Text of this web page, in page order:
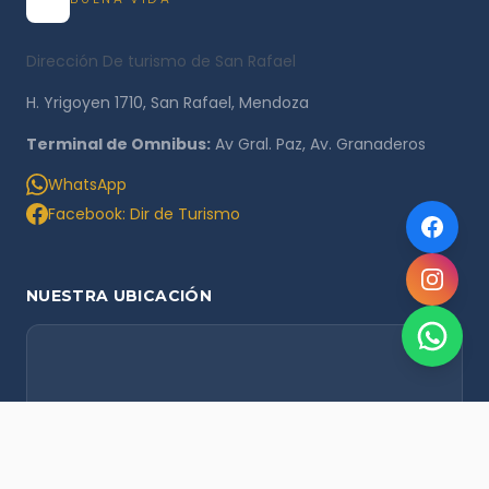
Dirección De turismo de San Rafael
H. Yrigoyen 1710, San Rafael, Mendoza
Terminal de Omnibus: Av Gral. Paz, Av. Granaderos
WhatsApp
Facebook: Dir de Turismo
NUESTRA UBICACIÓN